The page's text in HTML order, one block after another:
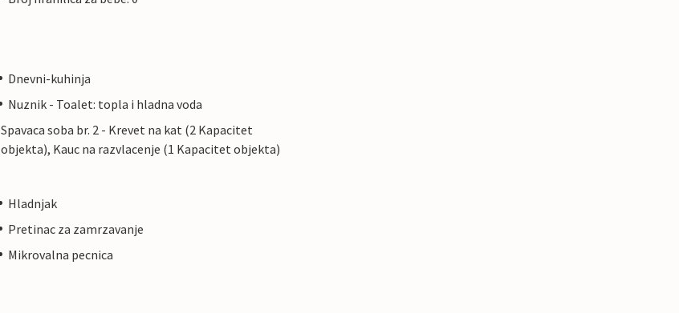
Dnevni-kuhinja
Nuznik - Toalet: topla i hladna voda
Spavaca soba br. 2 - Krevet na kat (2 Kapacitet
objekta), Kauc na razvlacenje (1 Kapacitet objekta)
Hladnjak
Pretinac za zamrzavanje
Mikrovalna pecnica